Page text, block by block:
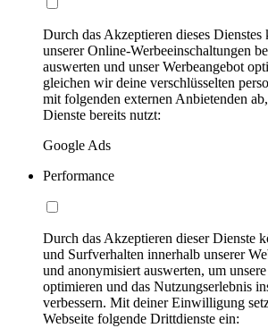
Durch das Akzeptieren dieses
unserer Online-Werbeeinschaltungen
auswerten und unser Werbeangebot
gleichen wir deine verschlüsselten
mit folgenden externen Anbietenden
Dienste bereits nutzt:
Google Ads
Performance
Durch das Akzeptieren dieser Dienste
und Surfverhalten innerhalb unserer
und anonymisiert auswerten, um
optimieren und das Nutzungserlebnis
verbessern. Mit deiner Einwilligung
Webseite folgende Drittdienste ein: